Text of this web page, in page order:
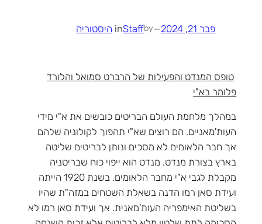
פבר 21, 2024 —
by
Staff
in היסטוריה
טופס המנדט והפעילות של הרברט סמואל והלורד
פלומר בא"י
במהלך מלחמת העולם הבריטים כובשים את א"י מידי
העות'מאניים. הם רוצים שא"י תהפוך לקולוניה שלהם
אך חבר הלאומים לא מסכים ונותן לבריטים שליטה
בארץ בצורת מנדט. מנדט הוא ייפוי כוח שבריטניה
מקבלת לגבי א"י מחבר הלאומים. בשנת 1920 הייתה
ועידת סאן רמו הדנה בשאלת השטחים במזה"ת שהיו
בשליטת האימפריה העות'מאנית. אך ועידת סאן רמו לא